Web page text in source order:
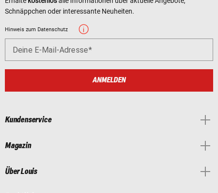
Schnäppchen oder interessante Neuheiten.
Hinweis zum Datenschutz
Deine E-Mail-Adresse
ANMELDEN
Kundenservice
Magazin
Über Louis